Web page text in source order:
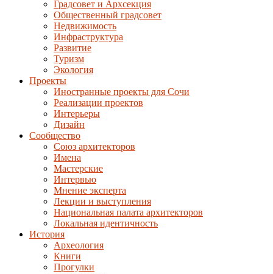
Градсовет и Архсекция
Общественный градсовет
Недвижимость
Инфраструктура
Развитие
Туризм
Экология
Проекты
Иностранные проекты для Сочи
Реализации проектов
Интерьеры
Дизайн
Сообщество
Союз архитекторов
Имена
Мастерские
Интервью
Мнение эксперта
Лекции и выступления
Национальная палата архитекторов
Локальная идентичность
История
Археология
Книги
Прогулки